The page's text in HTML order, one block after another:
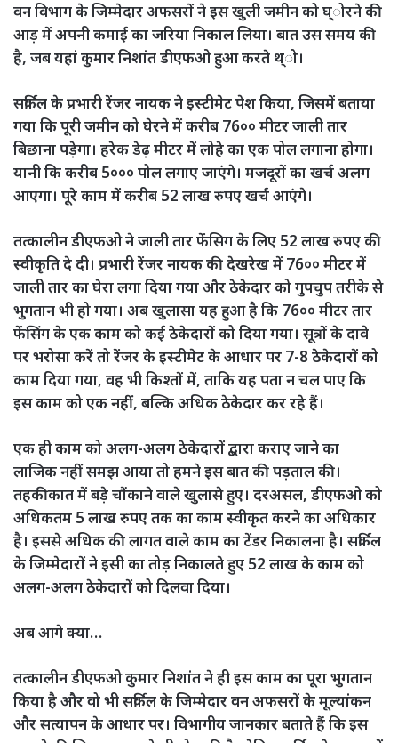
वन विभाग के जिम्मेदार अफसरों ने इस खुली जमीन को घ्ोरने की
आड़ में अपनी कमाई का जरिया निकाल लिया। बात उस समय की
है, जब यहां कुमार निशांत डीएफओ हुआ करते थ्ो।
सर्किल के प्रभारी रेंजर नायक ने इस्टीमेट पेश किया, जिसमें बताया
गया कि पूरी जमीन को घेरने में करीब 76०० मीटर जाली तार
बिछाना पड़ेगा। हरेक डेढ़ मीटर में लोहे का एक पोल लगाना होगा।
यानी कि करीब 5००० पोल लगाए जाएंगे। मजदूरों का खर्च अलग
आएगा। पूरे काम में करीब 52 लाख रुपए खर्च आएंगे।
तत्कालीन डीएफओ ने जाली तार फेंसिग के लिए 52 लाख रुपए की
स्वीकृति दे दी। प्रभारी रेंजर नायक की देखरेख में 76०० मीटर में
जाली तार का घेरा लगा दिया गया और ठेकेदार को गुपचुप तरीके से
भुगतान भी हो गया। अब खुलासा यह हुआ है कि 76०० मीटर तार
फेंसिंग के एक काम को कई ठेकेदारों को दिया गया। सूत्रों के दावे
पर भरोसा करें तो रेंजर के इस्टीमेट के आधार पर 7-8 ठेकेदारों को
काम दिया गया, वह भी किश्तों में, ताकि यह पता न चल पाए कि
इस काम को एक नहीं, बल्कि अधिक ठेकेदार कर रहे हैं।
एक ही काम को अलग-अलग ठेकेदारों द्बारा कराए जाने का
लाजिक नहीं समझ आया तो हमने इस बात की पड़ताल की।
तहकीकात में बड़े चौंकाने वाले खुलासे हुए। दरअसल, डीएफओ को
अधिकतम 5 लाख रुपए तक का काम स्वीकृत करने का अधिकार
है। इससे अधिक की लागत वाले काम का टेंडर निकालना है। सर्किल
के जिम्मेदारों ने इसी का तोड़ निकालते हुए 52 लाख के काम को
अलग-अलग ठेकेदारों को दिलवा दिया।
अब आगे क्या…
तत्कालीन डीएफओ कुमार निशांत ने ही इस काम का पूरा भुगतान
किया है और वो भी सर्किल के जिम्मेदार वन अफसरों के मूल्यांकन
और सत्यापन के आधार पर। विभागीय जानकार बताते हैं कि इस